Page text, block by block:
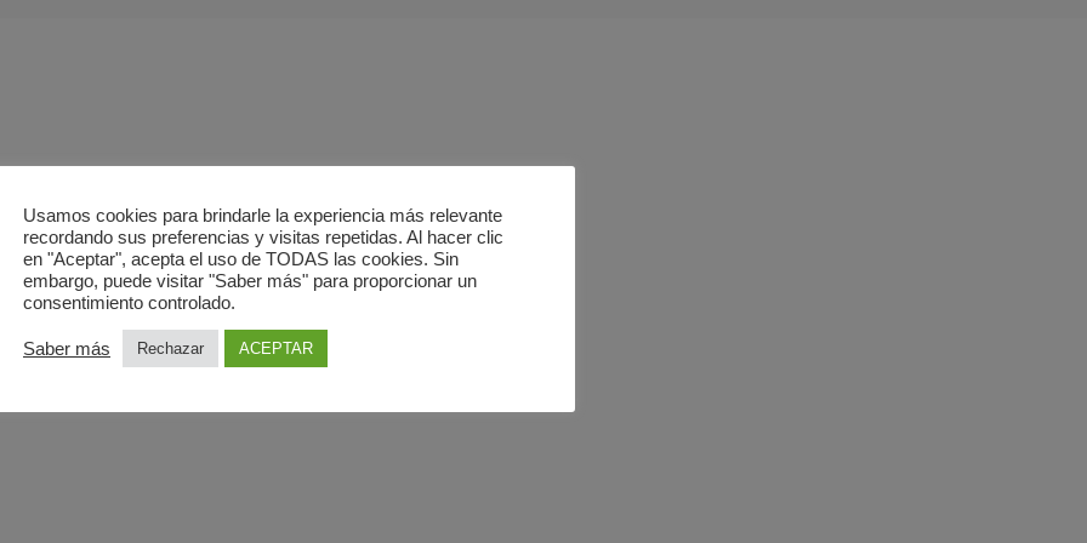
Blvr. de Indalecio Prieto, 28032 Madrid
Usamos cookies para brindarle la experiencia más relevante
recordando sus preferencias y visitas repetidas. Al hacer clic
en "Aceptar", acepta el uso de TODAS las cookies. Sin
embargo, puede visitar "Saber más" para proporcionar un
consentimiento controlado.
Saber más Rechazar ACEPTAR